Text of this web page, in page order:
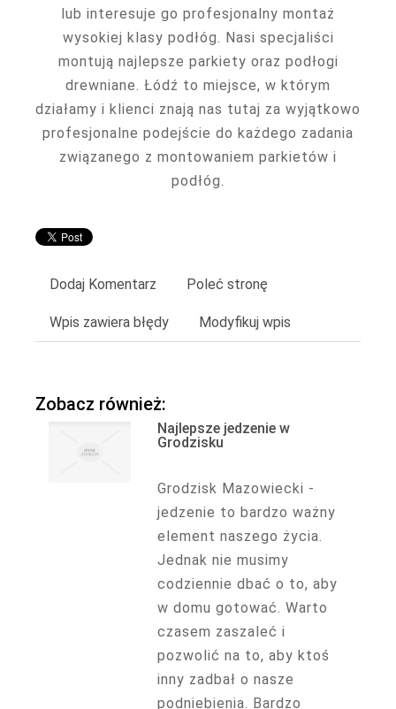
lub interesuje go profesjonalny montaż
wysokiej klasy podłóg. Nasi specjaliści
montują najlepsze parkiety oraz podłogi
drewniane. Łódź to miejsce, w którym
działamy i klienci znają nas tutaj za wyjątkowo
profesjonalne podejście do każdego zadania
związanego z montowaniem parkietów i
podłóg.
Dodaj Komentarz Poleć stronę
Wpis zawiera błędy Modyfikuj wpis
Zobacz również:
Najlepsze jedzenie w
Grodzisku
Grodzisk Mazowiecki -
jedzenie to bardzo ważny
element naszego życia.
Jednak nie musimy
codziennie dbać o to, aby
w domu gotować. Warto
czasem zaszaleć i
pozwolić na to, aby ktoś
inny zadbał o nasze
podniebienia. Bardzo